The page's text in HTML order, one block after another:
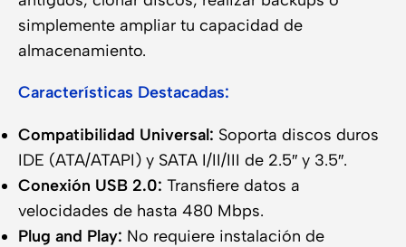
simplemente ampliar tu capacidad de
almacenamiento.
Características Destacadas:
Compatibilidad Universal: Soporta discos duros
IDE (ATA/ATAPI) y SATA I/II/III de 2.5″ y 3.5″.
Conexión USB 2.0: Transfiere datos a
velocidades de hasta 480 Mbps.
Plug and Play: No requiere instalación de